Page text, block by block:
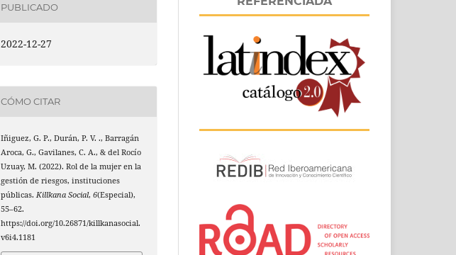
PUBLICADO
2022-12-27
CÓMO CITAR
Iñiguez, G. P., Durán, P. V. ., Barragán
Aroca, G., Gavilanes, C. A., & del Rocío
Uzuay, M. (2022). Rol de la mujer en la
gestión de riesgos, instituciones
públicas.Killkana Social,6(Especial),
55–62.
https://doi.org/10.26871/killkanasocial.
v6i4.1181